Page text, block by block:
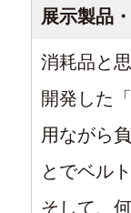
展示製品
消耗品と
開発した
用ながら
とでベル
そして、